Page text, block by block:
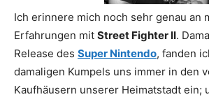
Ich erinnere mich noch sehr genau an
Erfahrungen mit Street Fighter II.
Release des Super Nintendo, fanden
damaligen Kumpels uns immer in den
Kaufhäusern unserer Heimatstadt ein;